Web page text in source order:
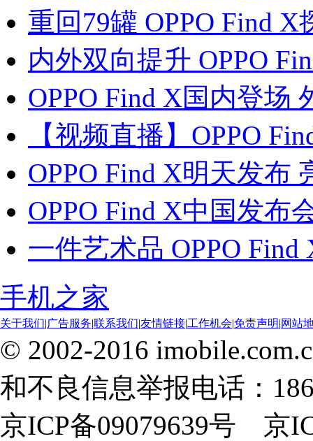
重回79罐 OPPO Find
内外双向提升 OPPO
OPPO Find X国内登场
【视频直播】OPPO
OPPO Find X明天发布
OPPO Find X中国发布
一件艺术品 OPPO
手机之家
关于我们|广告服务|联系我们|友情链接|工作机会|免责声明|网站
© 2002-2016
和不良信息举报电话：
京ICP备09079639号 京